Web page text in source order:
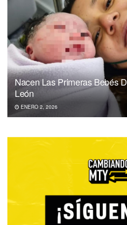
Nacen Las Primeras Bebés
León
ENERO 2, 2026